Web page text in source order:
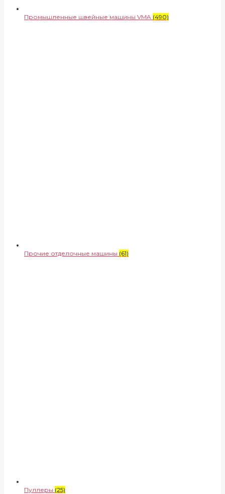
Промышленные швейные машины VMA (490)
Прочие отделочные машины (61)
Пуллеры (25)